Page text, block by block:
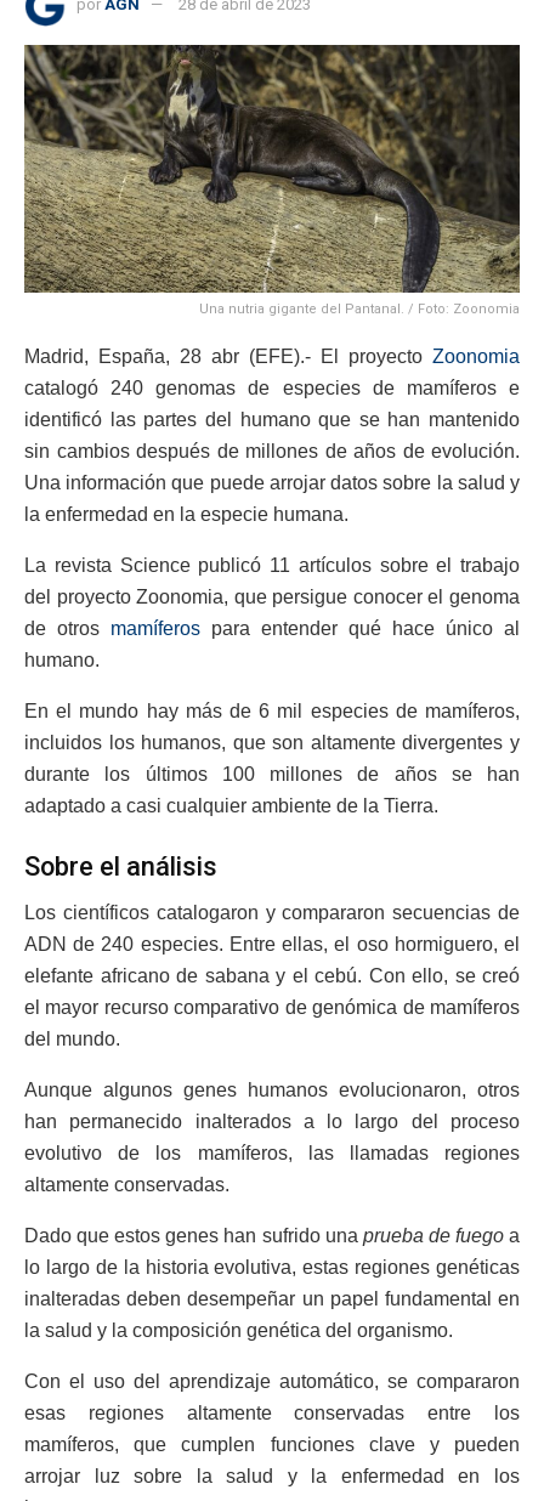
por AGN 28 de abril de 2023
Una nutria gigante del Pantanal. / Foto: Zoonomia
Madrid, España, 28 abr (EFE).- El proyecto Zoonomia
catalogó 240 genomas de especies de mamíferos e
identificó las partes del humano que se han mantenido
sin cambios después de millones de años de evolución.
Una información que puede arrojar datos sobre la salud y
la enfermedad en la especie humana.
La revista Science publicó 11 artículos sobre el trabajo
del proyecto Zoonomia, que persigue conocer el genoma
de otros mamíferos para entender qué hace único al
humano.
En el mundo hay más de 6 mil especies de mamíferos,
incluidos los humanos, que son altamente divergentes y
durante los últimos 100 millones de años se han
adaptado a casi cualquier ambiente de la Tierra.
Sobre el análisis
Los científicos catalogaron y compararon secuencias de
ADN de 240 especies. Entre ellas, el oso hormiguero, el
elefante africano de sabana y el cebú. Con ello, se creó
el mayor recurso comparativo de genómica de mamíferos
del mundo.
Aunque algunos genes humanos evolucionaron, otros
han permanecido inalterados a lo largo del proceso
evolutivo de los mamíferos, las llamadas regiones
altamente conservadas.
Dado que estos genes han sufrido una prueba de fuegoa
lo largo de la historia evolutiva, estas regiones genéticas
inalteradas deben desempeñar un papel fundamental en
la salud y la composición genética del organismo.
Con el uso del aprendizaje automático, se compararon
esas regiones altamente conservadas entre los
mamíferos, que cumplen funciones clave y pueden
arrojar luz sobre la salud y la enfermedad en los